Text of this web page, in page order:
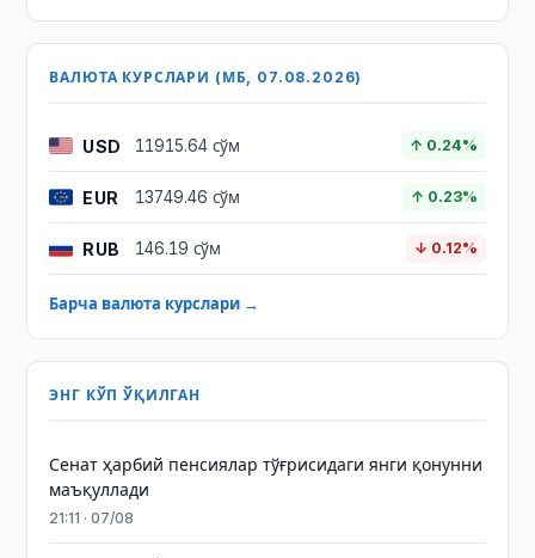
ВАЛЮТА КУРСЛАРИ (МБ, 07.08.2026)
USD 11915.64 сўм ↑ 0.24%
EUR 13749.46 сўм ↑ 0.23%
RUB 146.19 сўм ↓ 0.12%
Барча валюта курслари →
ЭНГ КЎП ЎҚИЛГАН
Сенат ҳарбий пенсиялар тўғрисидаги янги қонунни
маъқуллади
21:11 · 07/08